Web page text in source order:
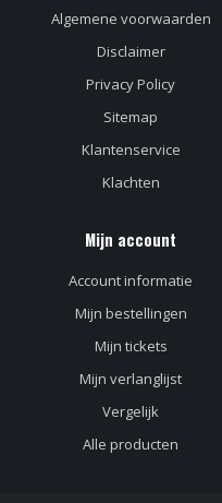
Algemene voorwaarden
Disclaimer
Privacy Policy
Sitemap
Klantenservice
Klachten
Mijn account
Account informatie
Mijn bestellingen
Mijn tickets
Mijn verlanglijst
Vergelijk
Alle producten